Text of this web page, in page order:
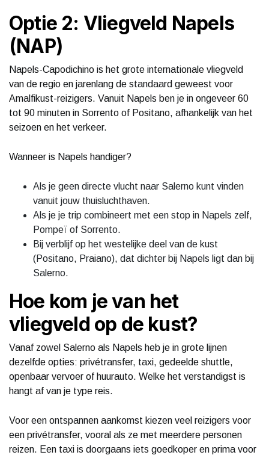
Optie 2: Vliegveld Napels
(NAP)
Napels-Capodichino is het grote internationale vliegveld
van de regio en jarenlang de standaard geweest voor
Amalfikust-reizigers. Vanuit Napels ben je in ongeveer 60
tot 90 minuten in Sorrento of Positano, afhankelijk van het
seizoen en het verkeer.
Wanneer is Napels handiger?
Als je geen directe vlucht naar Salerno kunt vinden
vanuit jouw thuisluchthaven.
Als je je trip combineert met een stop in Napels zelf,
Pompeï of Sorrento.
Bij verblijf op het westelijke deel van de kust
(Positano, Praiano), dat dichter bij Napels ligt dan bij
Salerno.
Hoe kom je van het
vliegveld op de kust?
Vanaf zowel Salerno als Napels heb je in grote lijnen
dezelfde opties: privétransfer, taxi, gedeelde shuttle,
openbaar vervoer of huurauto. Welke het verstandigst is
hangt af van je type reis.
Voor een ontspannen aankomst kiezen veel reizigers voor
een privétransfer, vooral als ze met meerdere personen
reizen. Een taxi is doorgaans iets goedkoper en prima voor